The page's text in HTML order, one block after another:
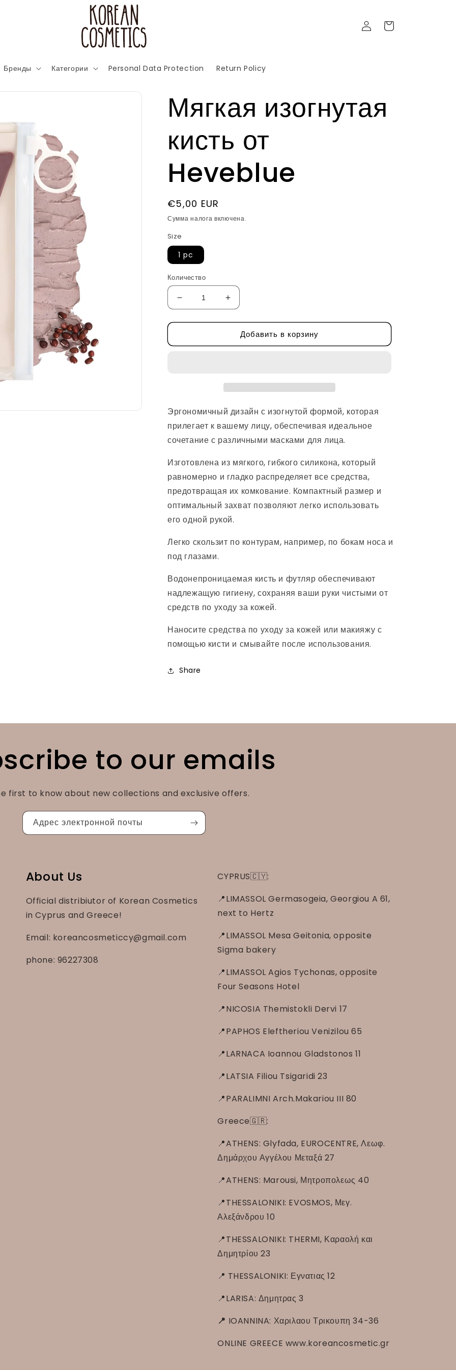
Бренды Категории Personal Data Protection Return Policy
Войти Корзина
Мягкая изогнутая
кисть от
Heveblue
Обычная
цена
€5,00 EUR
Сумма налога включена.
Size
1 pc
Количество
Уменьшить
количество
Мягкая
кисть
Увеличить
количество
Мягкая
изогнутая
кисть
Добавить в корзину
Эргономичный дизайн с изогнутой формой, которая
прилегает к вашему лицу, обеспечивая идеальное
сочетание с различными масками для лица.
Изготовлена из мягкого, гибкого силикона, который
равномерно и гладко распределяет все средства,
предотвращая их комкование. Компактный размер и
оптимальный захват позволяют легко использовать
его одной рукой.
Легко скользит по контурам, например, по бокам носа и
под глазами.
Водонепроницаемая кисть и футляр обеспечивают
надлежащую гигиену, сохраняя ваши руки чистыми от
средств по уходу за кожей.
Наносите средства по уходу за кожей или макияжу с
помощью кисти и смывайте после использования.
Share
to our emails
first to know about new collections and exclusive offers.
Адрес электронной почты
About Us
Official distribiutor of Korean Cosmetics
in Cyprus and Greece!
Email: koreancosmeticcy@gmail.com
phone: 96227308
CYPRUS🇨🇾:
📍LIMASSOL Germasogeia, Georgiou A 61,
next to Hertz
📍LIMASSOL Mesa Geitonia, opposite
Sigma bakery
📍LIMASSOL Agios Tychonas, opposite
Four Seasons Hotel
📍NICOSIA Themistokli Dervi 17
📍PAPHOS Eleftheriou Venizilou 65
📍LARNACA Ioannou Gladstonos 11
📍LATSIA Filiou Tsigaridi 23
📍PARALIMNI Arch.Makariou III 80
Greece🇬🇷:
📍ATHENS: Glyfada, EUROCENTRE, Λεωφ.
Δημάρχου Αγγέλου Μεταξά 27
📍ATHENS: Marousi, Μητροπολεως 40
📍THESSALONIKI: EVOSMOS, Μεγ.
Αλεξάνδρου 10
📍THESSALONIKI: THERMI, Καραολή και
Δημητρίου 23
📍 THESSALONIKI: Εγνατιας 12
📍LARISA: Δημητρας 3
📍 IOANNINA: Χαριλαου Τρικουπη 34-36
ONLINE GREECE www.koreancosmetic.gr